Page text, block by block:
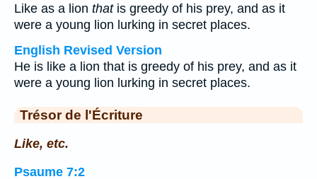
Like as a lion thatis greedy of his prey, and as it
were a young lion lurking in secret places.
English Revised Version
He is like a lion that is greedy of his prey, and as it
were a young lion lurking in secret places.
Trésor de l'Écriture
Like, etc.
Psaume 7:2